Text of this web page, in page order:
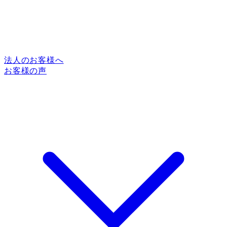
法人のお客様へ
お客様の声